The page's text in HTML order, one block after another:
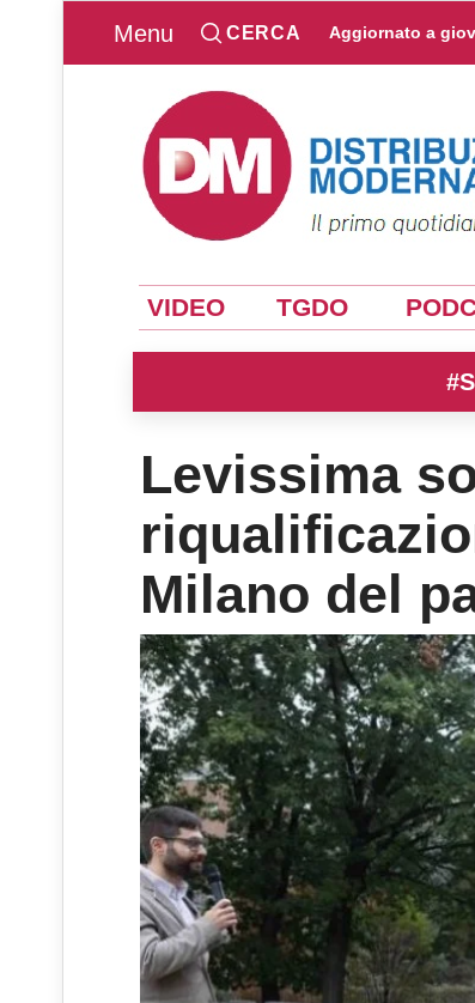
Menu CERCA Aggiornato a
VIDEO TGDO
Levissima
Milano del